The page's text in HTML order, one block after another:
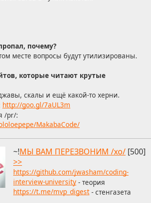
почему?
месте вопросы будут утилизированы.
которые читают крутые
скалы и ещё какой-то херни.
http://goo.gl/7aUL3m
/pr/:
MakabaCode/
~!МЫ ВАМ ПЕРЕЗВОНИМ /xo/ [500]
>>
https://github.com/jwasham/coding-
interview-university - теория
https://t.me/mvp_digest - стенгазета